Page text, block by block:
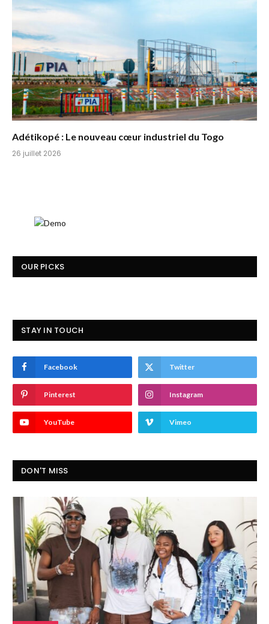
Adétikopé : Le nouveau cœur industriel du Togo
26 juillet 2026
OUR PICKS
STAY IN TOUCH
Facebook Twitter
Pinterest Instagram
YouTube Vimeo
DON'T MISS